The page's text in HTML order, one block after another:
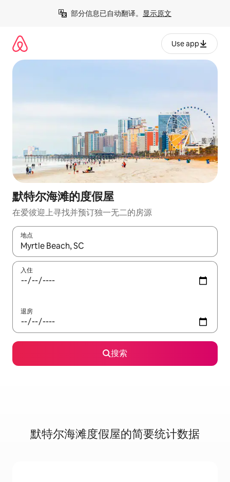
部分信息已自动翻译。 显示原文
Use app
默特尔海滩的度假屋
在爱彼迎上寻找并预订独一无二的房源
地点
如有搜索结果，请使用上下方向键查看，或通过点击或滑动手势
入住
退房
搜索
默特尔海滩度假屋的简要统计数据